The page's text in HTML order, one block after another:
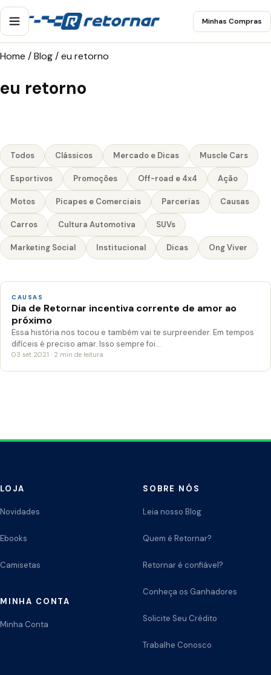
Minhas Compras
Home /Blog/eu retorno
eu retorno
Todos Clássicos Mercado e Dicas Muscle Cars
Esportivos Promoções Off-road e 4x4 Ação
Motos Picapes e Comerciais Parcerias Causas
Carros Cultura Automotiva SUVs
Marketing Social Institucional Dicas Ong Viver
CAUSAS
Dia de Retornar incentiva corrente de amor ao
próximo
Essa história nos tocou e também vai te surpreender. Em tempos
difíceis é preciso amar. Isso sempre foi…
03 set 2021 · 2 min de leitura
LOJA
Novidades
Ebooks
Camisetas
MINHA CONTA
Minha Conta
SOBRE NÓS
Leia nosso Blog
Quem é Retornar?
Retornar é confiável?
Conheça os Ganhadores
Solicite Seu Crédito
Trabalhe Conosco